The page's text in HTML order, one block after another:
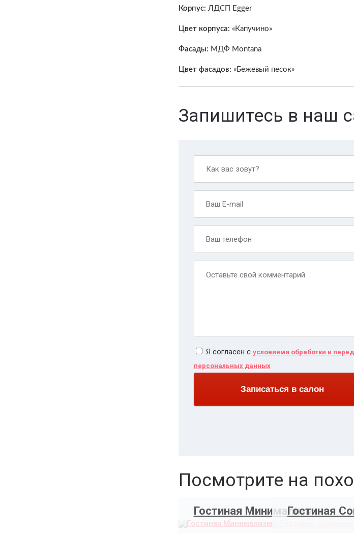
Корпус: ЛДСП Egger
Цвет корпуса: «Капучино»
Фасады: МДФ Montana
Цвет фасадов: «Бежевый песок»
Запишитесь в наш
Я согласен с условиями обработки и
персональных данных
Записаться в салон
Посмотрите на
Гостиная МинимализмГостиная